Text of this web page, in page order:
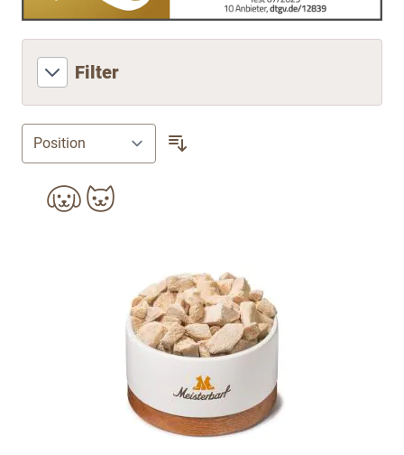
Filter